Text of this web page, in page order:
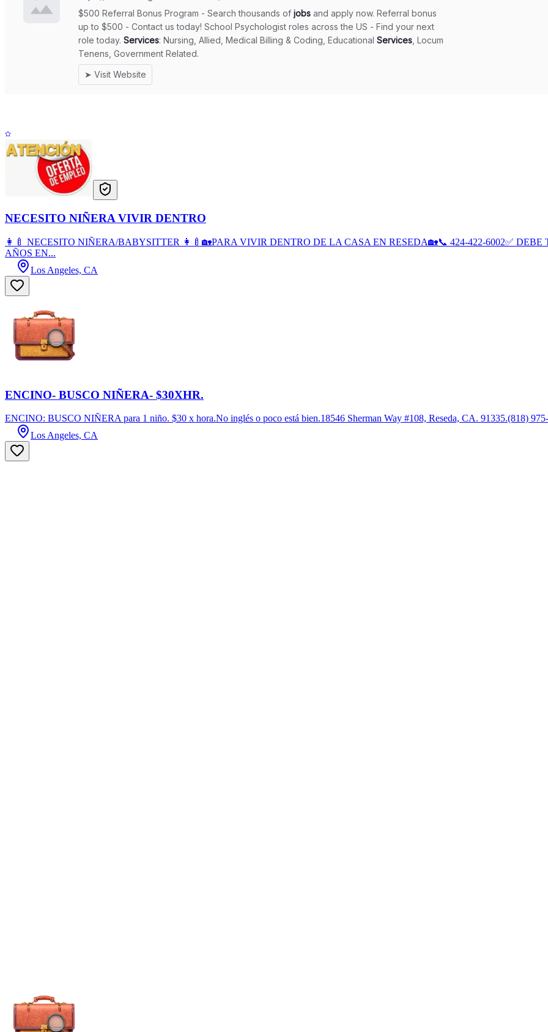
NECESITO NIÑERA VIVIR DENTRO
👩‍🍼 NECESITO NIÑERA/BABYSITTER 👩‍🍼🏡PARA VIVIR DENTRO DE LA CASA EN RESEDA🏡📞 424-422-6002✅
AÑOS EN...
Los Angeles, CA
ENCINO- BUSCO NIÑERA- $30XHR.
ENCINO: BUSCO NIÑERA para 1 niño. $30 x hora.No inglés o poco está bien.18546 Sherman Way #108, Reseda, CA. 91335.(818)
Los Angeles, CA